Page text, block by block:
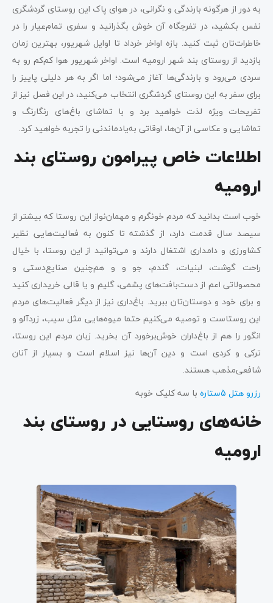
به دور از هرگونه بارندگی و نگرانی، در هوای پاک این روستای گردشگری
نفس بکشید، در تفرجگاه آن خوش بگذرانید و سفری تمام‌عیار را در
خاطرات‌تان ثبت کنید. بازه اواخر خرداد تا اوایل شهریور، بهترین زمان
بازدید از روستای بند شهر ارومیه است. اواخر شهریور هوا کم‌کم رو به
سردی می‌رود و بارندگی‌ها آغاز می‌شود؛ اما اگر به هر دلیلی پاییز را
برای سفر به این روستای گردشگری انتخاب می‌کنید، در این فصل نیز از
تفریحات ویژه لذت خواهید برد و با تماشای باغ‌های رنگارنگ و
تماشایی و عکاسی از آن‌ها، اوقاتی به‌یادماندنی را تجربه خواهید کرد.
اطلاعات خاص پیرامون روستای بند
ارومیه
خوب است بدانید که مردم خونگرم و مهمان‌نواز این روستا که بیشتر از
سیصد سال قدمت دارد، از گذشته تا کنون به فعالیت‌هایی نظیر
کشاورزی و دامداری اشتغال دارند و می‌توانید از این روستا، با خیال
راحت گوشت، لبنیات، گندم، جو و و هم‌چنین صنایع‌دستی و
محصولاتی اعم از دست‌بافت‌های پشمی، گلیم و یا قالی خریداری کنید
و برای خود و دوستان‌تان ببرید. باغ‌داری نیز از دیگر فعالیت‌های مردم
این روستاست و توصیه می‌کنیم حتما میوه‌هایی مثل سیب، زردآلو و
انگور را هم از باغ‌داران خوش‌برخورد آن بخرید. زبان مردم این روستا،
ترکی و کردی است و دین آن‌ها نیز اسلام است و بسیار از آنان
شافعی‌مذهب هستند.
رزرو هتل 5ستاره
با سه کلیک خوبه
خانه‌های روستایی در روستای بند
ارومیه